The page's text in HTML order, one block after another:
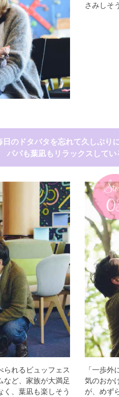
さみしそ
日のドタバタを忘れて久しぶり
パパも葉凪もリラックスしてい
られるビュッフェス
など、家族が大満足
、葉凪も楽しそう
「一歩
気のおか
が、めず